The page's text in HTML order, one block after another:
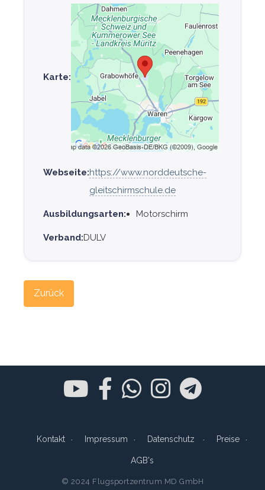
Karte:
Webseite:https://www.norddeutsche-
gleitschirmschule.de
Ausbildungsarten: Motorschirm
Verband:DULV
Zurück
Kontakt Impressum Datenschutz Preise
AGB's
© 2024 Flugsportzentrum MD GmbH